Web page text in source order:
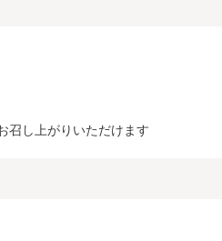
召し上がりいただけます